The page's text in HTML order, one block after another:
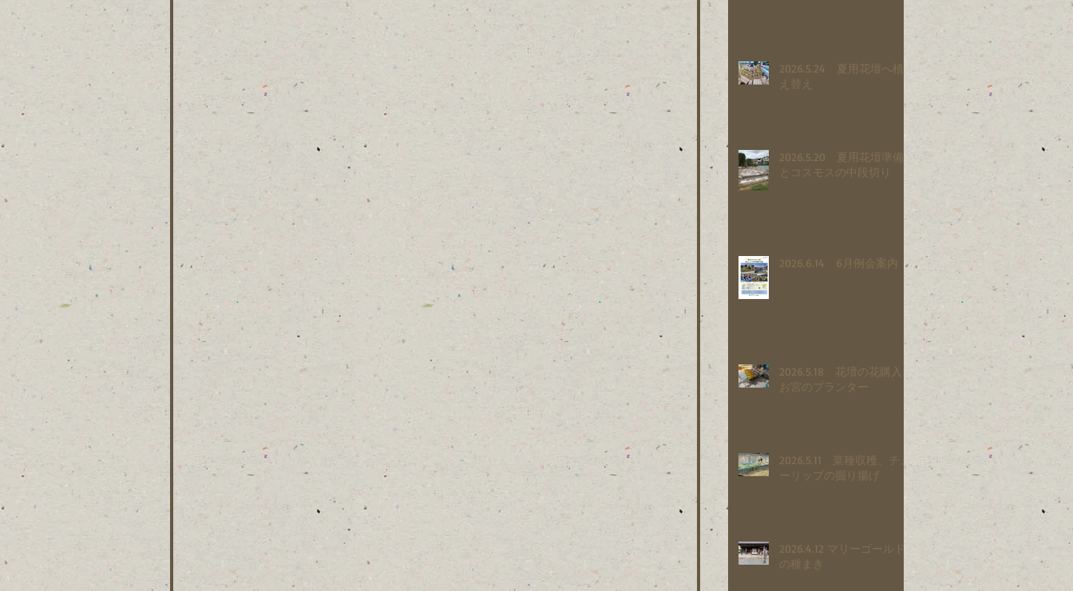
2026.5.24 夏用花壇へ植
え替え
2026.5.20 夏用花壇準備
とコスモスの中段切り
2026.6.14 6月例会案内
2026.5.18 花壇の花購入と
お宮のプランター
2026.5.11 菜種収穫、チュ
ーリップの掘り揚げ
2026.4.12 マリーゴールド
の種まき